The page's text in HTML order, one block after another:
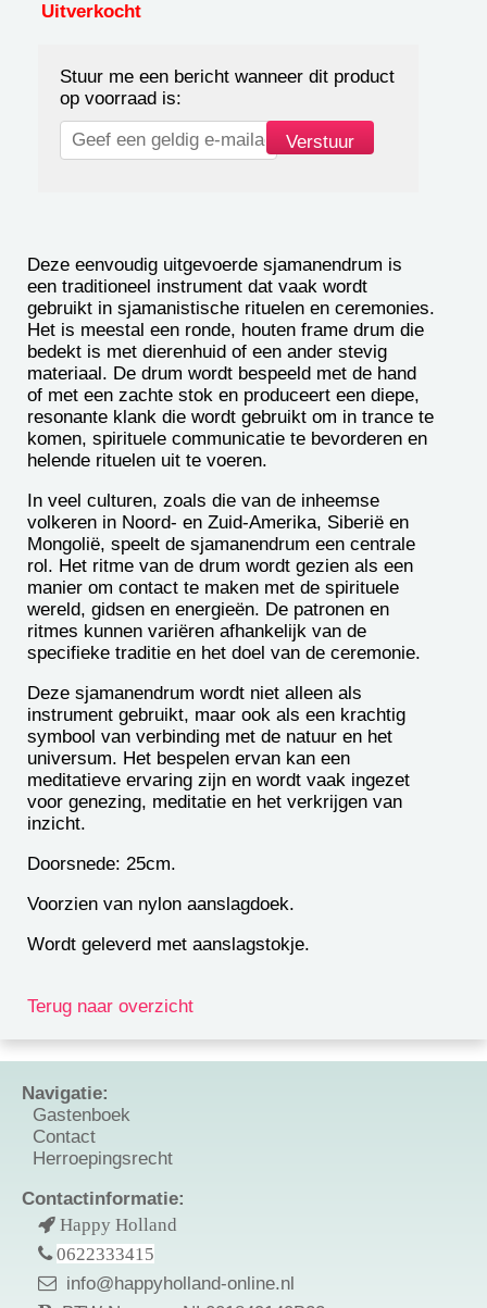
Uitverkocht
Stuur me een bericht wanneer dit product
op voorraad is:
Deze eenvoudig uitgevoerde sjamanendrum is
een traditioneel instrument dat vaak wordt
gebruikt in sjamanistische rituelen en ceremonies.
Het is meestal een ronde, houten frame drum die
bedekt is met dierenhuid of een ander stevig
materiaal. De drum wordt bespeeld met de hand
of met een zachte stok en produceert een diepe,
resonante klank die wordt gebruikt om in trance te
komen, spirituele communicatie te bevorderen en
helende rituelen uit te voeren.
In veel culturen, zoals die van de inheemse
volkeren in Noord- en Zuid-Amerika, Siberië en
Mongolië, speelt de sjamanendrum een centrale
rol. Het ritme van de drum wordt gezien als een
manier om contact te maken met de spirituele
wereld, gidsen en energieën. De patronen en
ritmes kunnen variëren afhankelijk van de
specifieke traditie en het doel van de ceremonie.
Deze sjamanendrum wordt niet alleen als
instrument gebruikt, maar ook als een krachtig
symbool van verbinding met de natuur en het
universum. Het bespelen ervan kan een
meditatieve ervaring zijn en wordt vaak ingezet
voor genezing, meditatie en het verkrijgen van
inzicht.
Doorsnede: 25cm.
Voorzien van nylon aanslagdoek.
Wordt geleverd met aanslagstokje.
Terug naar overzicht
Navigatie:
Gastenboek
Contact
Herroepingsrecht
Contactinformatie:
Happy Holland
0622333415
info@happyholland-online.nl